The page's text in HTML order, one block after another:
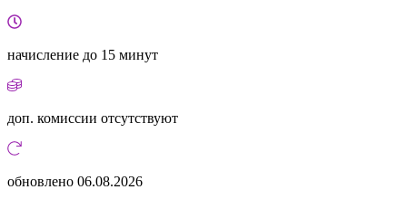
начисление до 15 минут
доп. комиссии отсутствуют
обновлено 06.08.2026